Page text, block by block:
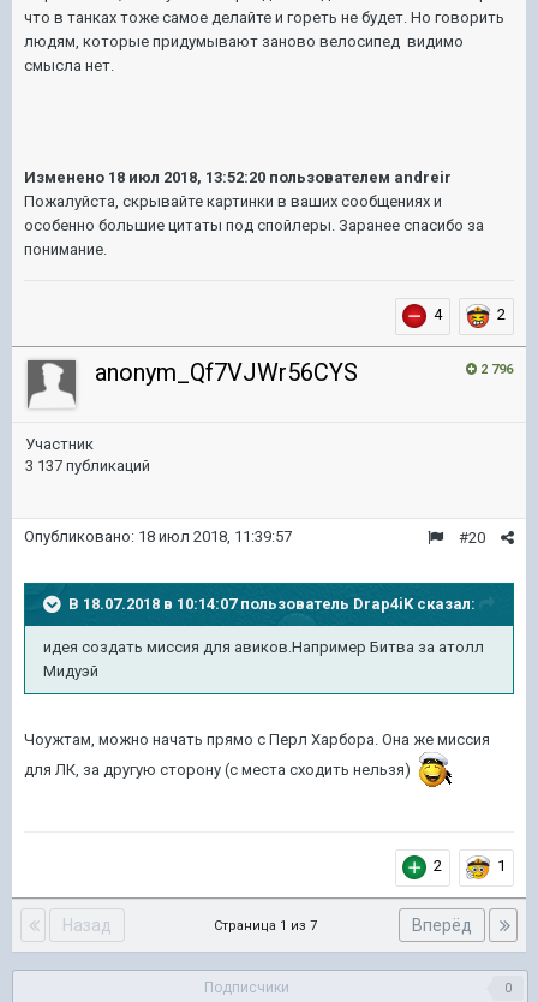
что в танках тоже самое делайте и гореть не будет. Но говорить
людям, которые придумывают заново велосипед видимо
смысла нет.
Изменено 18 июл 2018, 13:52:20 пользователем andreir
​Пожалуйста, скрывайте картинки в ваших сообщениях и
особенно большие цитаты под спойлеры. Заранее спасибо за
понимание.
4 2
2 796
anonym_Qf7VJWr56CYS
Участник
3 137 публикаций
#20
Опубликовано: 18 июл 2018, 11:39:57
В 18.07.2018 в 10:14:07 пользователь Drap4iK сказал:
идея создать миссия для авиков.Например Битва за атолл
Мидуэй
Чоужтам, можно начать прямо с Перл Харбора. Она же миссия
для ЛК, за другую сторону (с места сходить нельзя)
2 1
Назад Вперёд
Страница 1 из 7
Подписчики 0